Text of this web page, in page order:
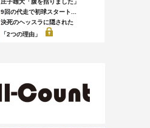
庄子雄大「腹を括りました」
9回の代走で初球スタート...
決死のヘッスラに隠された
「2つの理由」